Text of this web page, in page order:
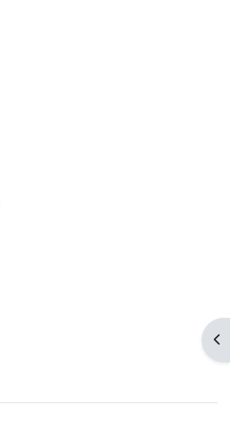
打